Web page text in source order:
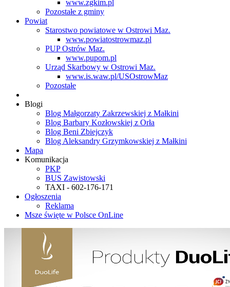
www.zgkim.pl
Pozostałe z gminy
Powiat
Starostwo powiatowe w Ostrowi Maz.
www.powiatostrowmaz.pl
PUP Ostrów Maz.
www.pupom.pl
Urząd Skarbowy w Ostrowi Maz.
www.is.waw.pl/USOstrowMaz
Pozostałe
Blogi
Blog Małgorzaty Zakrzewskiej z Małkini
Blog Barbary Kozłowskiej z Orła
Blog Beni Zbiejczyk
Blog Aleksandry Grzymkowskiej z Małkini
Mapa
Komunikacja
PKP
BUS Zawistowski
TAXI - 602-176-171
Ogłoszenia
Reklama
Msze święte w Polsce OnLine